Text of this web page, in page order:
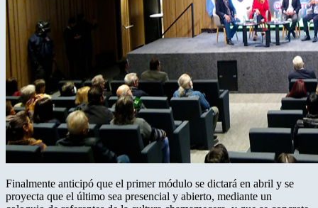
Finalmente anticipó que el primer módulo se dictará en abril y se
proyecta que el último sea presencial y abierto, mediante un